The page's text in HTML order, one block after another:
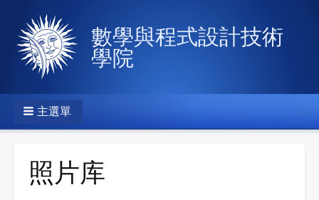
數學與程式設計技術
學院
主選單
照片库